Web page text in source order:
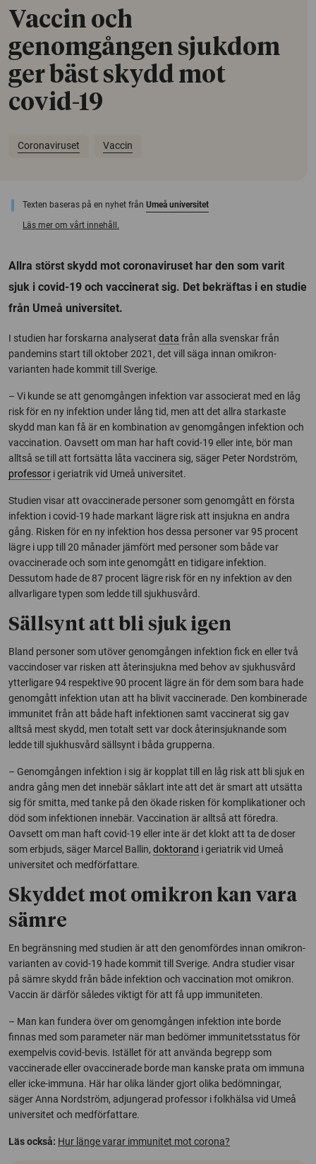
Vaccin och
genomgången sjukdom
ger bäst skydd mot
covid-19
Coronaviruset Vaccin
Texten baseras på en nyhet från Umeå universitet
Läs mer om vårt innehåll.
Allra störst skydd mot coronaviruset har den som varit
sjuk i covid-19 och vaccinerat sig. Det bekräftas i en studie
från Umeå universitet.
I studien har forskarna analyserat data från alla svenskar från
pandemins start till oktober 2021, det vill säga innan omikron-
varianten hade kommit till Sverige.
– Vi kunde se att genomgången infektion var associerat med en låg
risk för en ny infektion under lång tid, men att det allra starkaste
skydd man kan få är en kombination av genomgången infektion och
vaccination. Oavsett om man har haft covid-19 eller inte, bör man
alltså se till att fortsätta låta vaccinera sig, säger Peter Nordström,
professor i geriatrik vid Umeå universitet.
Studien visar att ovaccinerade personer som genomgått en första
infektion i covid-19 hade markant lägre risk att insjukna en andra
gång. Risken för en ny infektion hos dessa personer var 95 procent
lägre i upp till 20 månader jämfört med personer som både var
ovaccinerade och som inte genomgått en tidigare infektion.
Dessutom hade de 87 procent lägre risk för en ny infektion av den
allvarligare typen som ledde till sjukhusvård.
Sällsynt att bli sjuk igen
Bland personer som utöver genomgången infektion fick en eller två
vaccindoser var risken att återinsjukna med behov av sjukhusvård
ytterligare 94 respektive 90 procent lägre än för dem som bara hade
genomgått infektion utan att ha blivit vaccinerade. Den kombinerade
immunitet från att både haft infektionen samt vaccinerat sig gav
alltså mest skydd, men totalt sett var dock återinsjuknande som
ledde till sjukhusvård sällsynt i båda grupperna.
– Genomgången infektion i sig är kopplat till en låg risk att bli sjuk en
andra gång men det innebär såklart inte att det är smart att utsätta
sig för smitta, med tanke på den ökade risken för komplikationer och
död som infektionen innebär. Vaccination är alltså att föredra.
Oavsett om man haft covid-19 eller inte är det klokt att ta de doser
som erbjuds, säger Marcel Ballin, doktorand i geriatrik vid Umeå
universitet och medförfattare.
Skyddet mot omikron kan vara
sämre
En begränsning med studien är att den genomfördes innan omikron-
varianten av covid-19 hade kommit till Sverige. Andra studier visar
på sämre skydd från både infektion och vaccination mot omikron.
Vaccin är därför således viktigt för att få upp immuniteten.
– Man kan fundera över om genomgången infektion inte borde
finnas med som parameter när man bedömer immunitetsstatus för
exempelvis covid-bevis. Istället för att använda begrepp som
vaccinerade eller ovaccinerade borde man kanske prata om immuna
eller icke-immuna. Här har olika länder gjort olika bedömningar,
säger Anna Nordström, adjungerad professor i folkhälsa vid Umeå
universitet och medförfattare.
Läs också: Hur länge varar immunitet mot corona?